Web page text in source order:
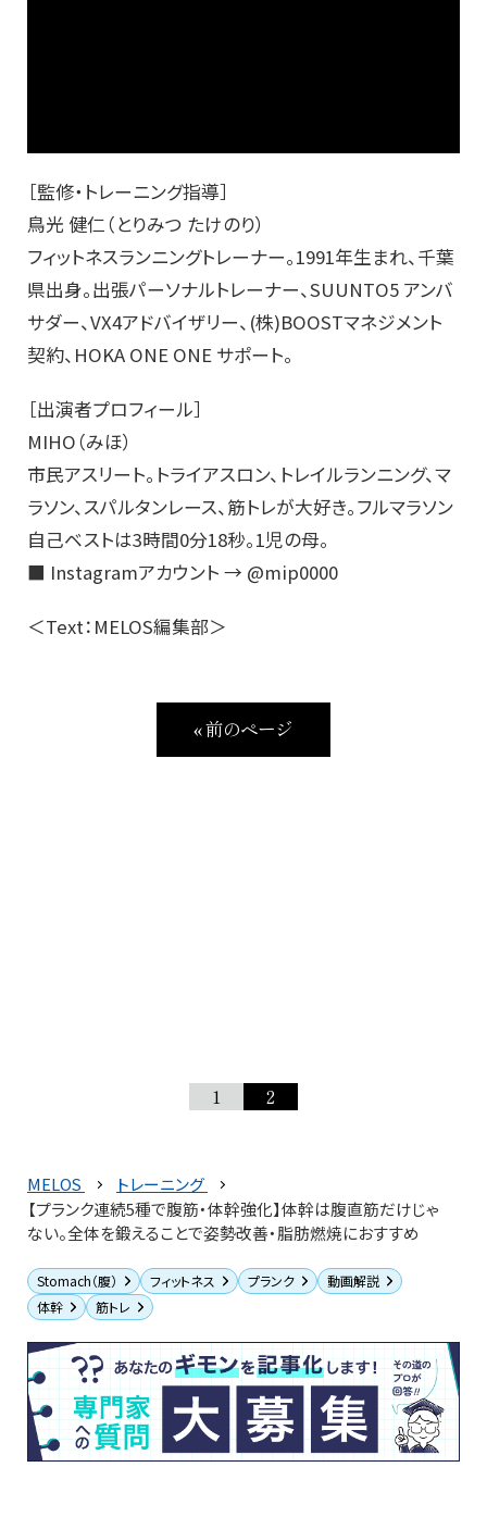
［監修・トレーニング指導］
鳥光 健仁（とりみつ たけのり）
フィットネスランニングトレーナー。1991年生まれ、千葉
県出身。出張パーソナルトレーナー、SUUNTO5 アンバ
サダー、VX4アドバイザリー、(株)BOOSTマネジメント
契約、HOKA ONE ONE サポート。
［出演者プロフィール］
MIHO（みほ）
市民アスリート。トライアスロン、トレイルランニング、マ
ラソン、スパルタンレース、筋トレが大好き。フルマラソン
自己ベストは3時間0分18秒。1児の母。
■ Instagramアカウント → @mip0000
＜Text：MELOS編集部＞
« 前のページ
1 2
MELOS
トレーニング
【プランク連続5種で腹筋・体幹強化】体幹は腹直筋だけじゃ
ない。全体を鍛えることで姿勢改善・脂肪燃焼におすすめ
Stomach（腹） フィットネス プランク
動画解説
体幹
筋トレ